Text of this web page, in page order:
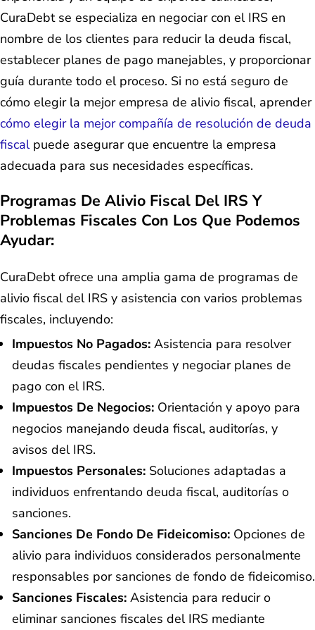
CuraDebt se especializa en negociar con el IRS en
nombre de los clientes para reducir la deuda fiscal,
establecer planes de pago manejables, y proporcionar
guía durante todo el proceso. Si no está seguro de
cómo elegir la mejor empresa de alivio fiscal, aprender
cómo elegir la mejor compañía de resolución de deuda
fiscalpuede asegurar que encuentre la empresa
adecuada para sus necesidades específicas.
Programas De Alivio Fiscal Del IRS Y
Problemas Fiscales Con Los Que Podemos
Ayudar:
CuraDebt ofrece una amplia gama de programas de
alivio fiscal del IRS y asistencia con varios problemas
fiscales, incluyendo:
Impuestos No Pagados: Asistencia para resolver
deudas fiscales pendientes y negociar planes de
pago con el IRS.
Impuestos De Negocios: Orientación y apoyo para
negocios manejando deuda fiscal, auditorías, y
avisos del IRS.
Impuestos Personales: Soluciones adaptadas a
individuos enfrentando deuda fiscal, auditorías o
sanciones.
Sanciones De Fondo De Fideicomiso: Opciones de
alivio para individuos considerados personalmente
responsables por sanciones de fondo de fideicomiso.
Sanciones Fiscales: Asistencia para reducir o
eliminar sanciones fiscales del IRS mediante